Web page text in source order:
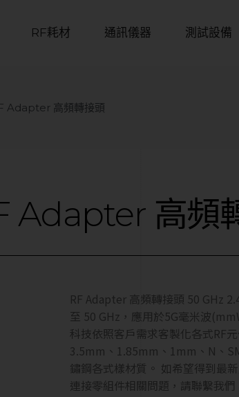
RF耗材 通訊儀器 測試設備
Adapter 高頻轉接頭
Adapter 高頻
RF Adapter 高頻轉接頭 50 GHz
至 50 GHz，應用於5G毫米波
科技依照客戶需求客製化各式RF
3.5mm、1.85mm、1mm、N、
鏽鋼各式樣材質。 如希望得到最
連接零組件相關問題，請聯繫我們。